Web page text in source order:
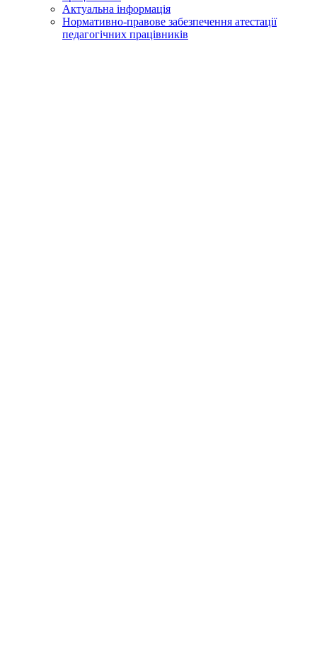
Актуальна інформація
Нормативно-правове забезпечення атестації
педагогічних працівників